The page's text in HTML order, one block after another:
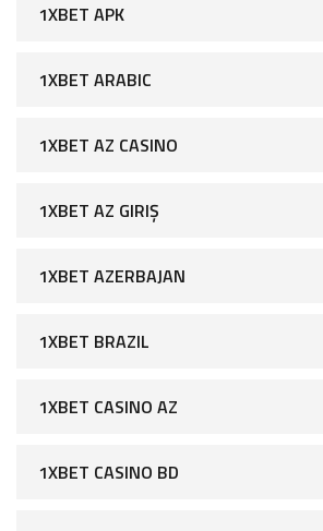
1XBET APK
1XBET ARABIC
1XBET AZ CASINO
1XBET AZ GIRIŞ
1XBET AZERBAJAN
1XBET BRAZIL
1XBET CASINO AZ
1XBET CASINO BD